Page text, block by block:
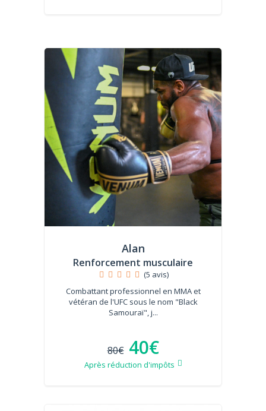
Alan
Renforcement musculaire
(5 avis)
Combattant professionnel en MMA et
vétéran de l'UFC sous le nom "Black
Samouraï", j...
80€ 40€
Après réduction d'impôts